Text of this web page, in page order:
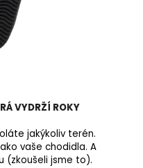
VYDRŽÍ ROKY
jakýkoliv terén.
vaše chodidla. A
(zkoušeli jsme to).